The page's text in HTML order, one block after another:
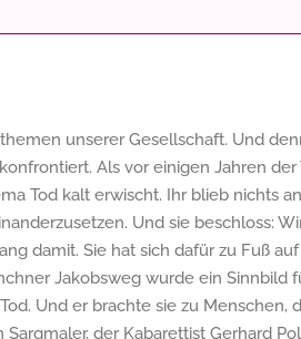
unserer Gesellschaft. Und
Als vor einigen Jahren der
Tod kalt erwischt. Ihr blieb nichts
Und sie beschloss:
damit. Sie hat sich dafür zu Fuß
Jakobsweg wurde ein Sinnbild
Und er brachte sie zu Menschen,
der Kabarettist Gerhard